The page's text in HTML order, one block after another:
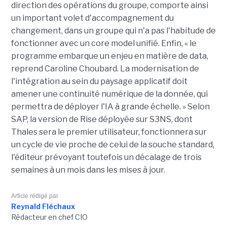
direction des opérations du groupe, comporte ainsi
un important volet d'accompagnement du
changement, dans un groupe qui n'a pas l'habitude de
fonctionner avec un core model unifié. Enfin, « le
programme embarque un enjeu en matière de data,
reprend Caroline Choubard. La modernisation de
l'intégration au sein du paysage applicatif doit
amener une continuité numérique de la donnée, qui
permettra de déployer l'IA à grande échelle. » Selon
SAP, la version de Rise déployée sur S3NS, dont
Thales sera le premier utilisateur, fonctionnera sur
un cycle de vie proche de celui de la souche standard,
l'éditeur prévoyant toutefois un décalage de trois
semaines à un mois dans les mises à jour.
Article rédigé par
Reynald Fléchaux
Rédacteur en chef CIO